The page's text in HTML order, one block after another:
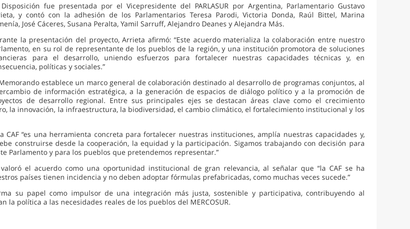
fue presentada por el Vicepresidente del PARLASUR por Argentina, Parlamentario Gustavo
y contó con la adhesión de los Parlamentarios Teresa Parodi, Victoria Donda, Raúl Bittel, Marina
José Cáceres, Susana Peralta, Yamil Sarruff, Alejandro Deanes y Alejandra Más.
la presentación del proyecto, Arrieta afirmó: “Este acuerdo materializa la colaboración entre nuestro
en su rol de representante de los pueblos de la región, y una institución promotora de soluciones
para el desarrollo, uniendo esfuerzos para fortalecer nuestras capacidades técnicas y, en
políticas y sociales.”
establece un marco general de colaboración destinado al desarrollo de programas conjuntos, al
de información estratégica, a la generación de espacios de diálogo político y a la promoción de
de desarrollo regional. Entre sus principales ejes se destacan áreas clave como el crecimiento
la innovación, la infraestructura, la biodiversidad, el cambio climático, el fortalecimiento institucional y los
“es una herramienta concreta para fortalecer nuestras instituciones, amplía nuestras capacidades y,
construirse desde la cooperación, la equidad y la participación. Sigamos trabajando con decisión para
Parlamento y para los pueblos que pretendemos representar.”
el acuerdo como una oportunidad institucional de gran relevancia, al señalar que “la CAF se ha
países tienen incidencia y no deben adoptar fórmulas prefabricadas, como muchas veces sucede.”
su papel como impulsor de una integración más justa, sostenible y participativa, contribuyendo al
política a las necesidades reales de los pueblos del MERCOSUR.